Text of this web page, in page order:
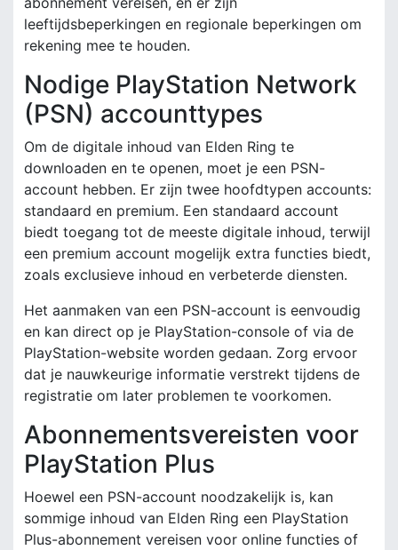
leeftijdsbeperkingen en regionale beperkingen om
rekening mee te houden.
Nodige PlayStation Network
(PSN) accounttypes
Om de digitale inhoud van Elden Ring te
downloaden en te openen, moet je een PSN-
account hebben. Er zijn twee hoofdtypen accounts:
standaard en premium. Een standaard account
biedt toegang tot de meeste digitale inhoud, terwijl
een premium account mogelijk extra functies biedt,
zoals exclusieve inhoud en verbeterde diensten.
Het aanmaken van een PSN-account is eenvoudig
en kan direct op je PlayStation-console of via de
PlayStation-website worden gedaan. Zorg ervoor
dat je nauwkeurige informatie verstrekt tijdens de
registratie om later problemen te voorkomen.
Abonnementsvereisten voor
PlayStation Plus
Hoewel een PSN-account noodzakelijk is, kan
sommige inhoud van Elden Ring een PlayStation
Plus-abonnement vereisen voor online functies of